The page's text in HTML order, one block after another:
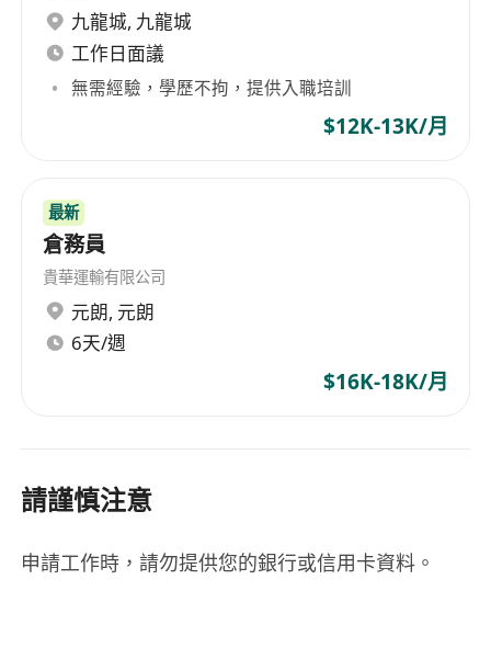
九龍城, 九龍城
工作日面議
無需經驗，學歷不拘，提供入職培訓
$12K-13K/月
最新
倉務員
貴華運輸有限公司
元朗, 元朗
6天/週
$16K-18K/月
請謹慎注意
申請工作時，請勿提供您的銀行或信用卡資料。